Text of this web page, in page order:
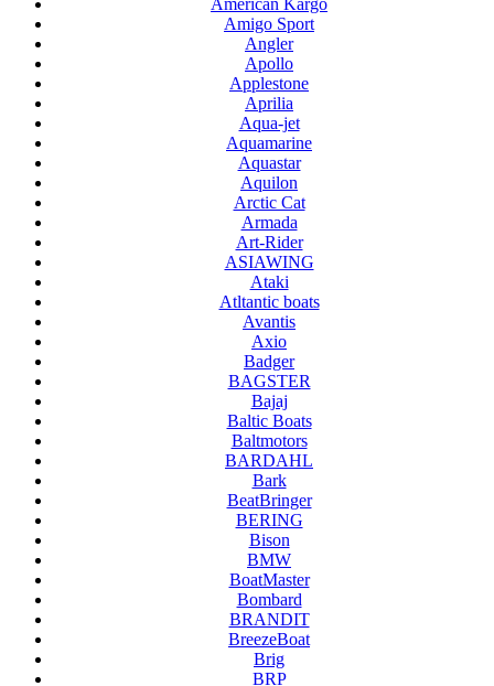
American Kargo
Amigo Sport
Angler
Apollo
Applestone
Aprilia
Aqua-jet
Aquamarine
Aquastar
Aquilon
Arctic Cat
Armada
Art-Rider
ASIAWING
Ataki
Atltantic boats
Avantis
Axio
Badger
BAGSTER
Bajaj
Baltic Boats
Baltmotors
BARDAHL
Bark
BeatBringer
BERING
Bison
BMW
BoatMaster
Bombard
BRANDIT
BreezeBoat
Brig
BRP